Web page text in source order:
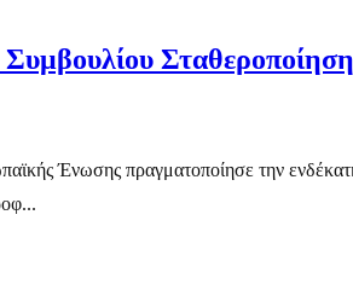
Ένωσης πραγματοποίησε την